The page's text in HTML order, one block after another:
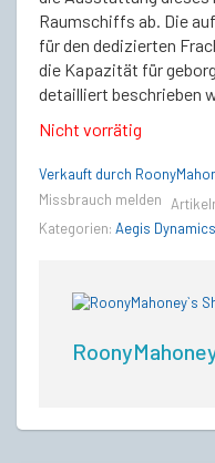
Raumschiffs ab. Die
für den dedizierten
die Kapazität für
detailliert beschrieben
Nicht vorrätig
Verkauft durch
Missbrauch melden
Kategorien: Aegis Dynamics